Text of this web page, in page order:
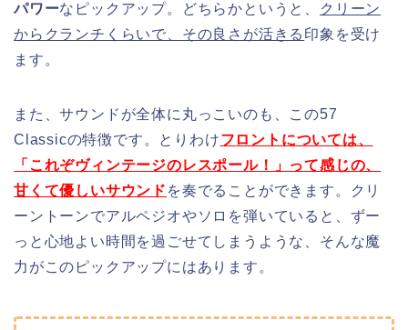
パワーなピックアップ。どちらかというと、
クリーン
からクランチくらいで、その良さが活きる 印象を受け
ます。
また、サウンドが全体に丸っこいのも、この57
Classicの特徴です。とりわけフ ロントについては、
「これぞヴィンテージのレスポール！」って感じの、
甘くて優しいサウンド を奏でることができます。クリ
ーントーンでアルペジオやソロを弾いていると、ずー
っと心地よい時間を過ごせてしまうような、そんな魔
力がこのピックアップにはあります。